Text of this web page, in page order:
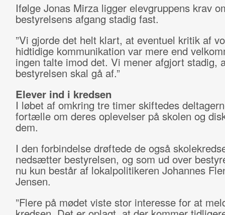
Ifølge Jonas Mirza ligger elevgruppens krav
bestyrelsens afgang stadig fast.
”Vi gjorde det helt klart, at eventuel kritik af
hidtidige kommunikation var mere end
ingen talte imod det. Vi mener afgjort stadig,
bestyrelsen skal gå af.”
Elever ind i kredsen
I løbet af omkring tre timer skiftedes
fortælle om deres oplevelser på skolen og
dem.
I den forbindelse drøftede de også
nedsætter bestyrelsen, og som ud over
nu kun består af lokalpolitikeren Johannes
Jensen.
”Flere på mødet viste stor interesse for at